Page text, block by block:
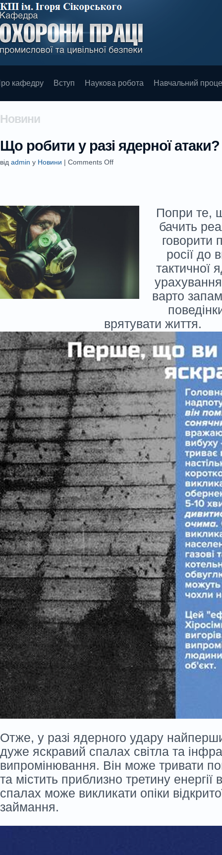
кафедру Вступ Наукова робота Навчальний
Новини
Що робити у разі ядерної атаки?
від admin у Новини | Comments Off
Попри те,
бачить
говорити
росії до
тактичної
варто
врятувати життя.
Отже, у разі ядерного удару
дуже яскравий спалах світла та
випромінювання. Він може тривати
та містить приблизно третину енергії
спалах може викликати опіки
займання.